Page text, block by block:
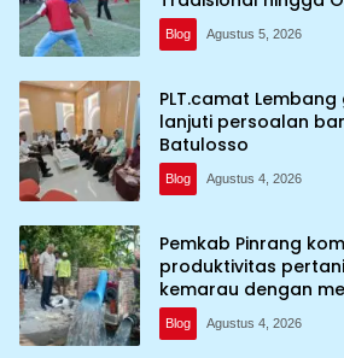
Blog Agustus 5, 2026
PLT.camat
lanjuti persoalan
Batulosso
Blog Agustus 4, 2026
Pemkab Pinrang
produktivitas
kemarau dengan
program Irigasi
Blog Agustus 4, 2026